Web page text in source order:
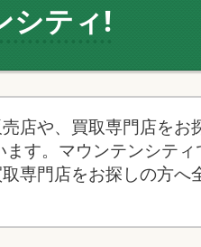
シティ!
店や、買取専門店をお
す。マウンテンシテ
専門店をお探しの方へ